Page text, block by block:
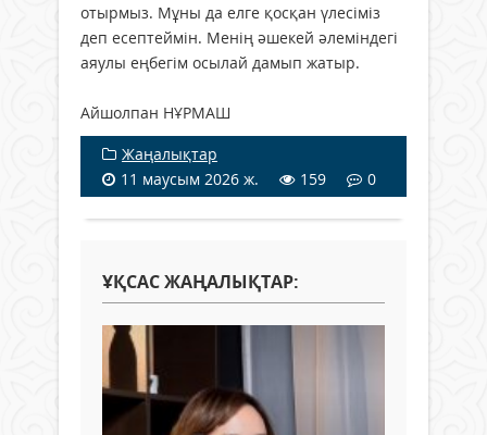
отырмыз. Мұны да елге қосқан үлесіміз
деп есептеймін. Менің әшекей әлеміндегі
аяулы еңбегім осылай дамып жатыр.
Айшолпан НҰРМАШ
Жаңалықтар
11 маусым 2026 ж.
159 0
ҰҚСАС ЖАҢАЛЫҚТАР: